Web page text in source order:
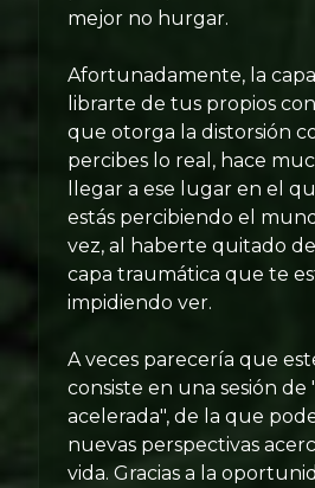
mejor no hurgar.
Afortunadamente, la
librarte de tus propios
que otorga la distorsión
percibes lo real, hace
llegar a ese lugar en el
estás percibiendo el
vez, al haberte quitado
capa traumática que te
impidiendo ver.
A veces parecería que
consiste en una sesión de
acelerada", de la que
nuevas perspectivas
vida. Gracias a la